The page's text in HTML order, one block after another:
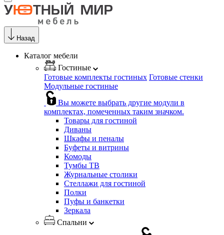
Назад
Каталог мебели
Гостиные
Готовые комплекты гостиных Готовые стенки
Модульные гостиные
Вы можете выбрать другие модули в
комплектах, помеченных таким значком.
Товары для гостиной
Диваны
Шкафы и пеналы
Буфеты и витрины
Комоды
Тумбы ТВ
Журнальные столики
Стеллажи для гостиной
Полки
Пуфы и банкетки
Зеркала
Спальни